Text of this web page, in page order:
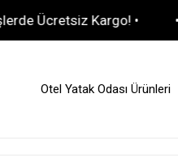
Kargo! • • Toplu
Otel Yatak Odası Ürünleri